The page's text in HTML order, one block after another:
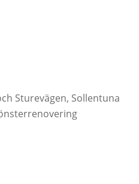
Sturevägen, Sollentuna